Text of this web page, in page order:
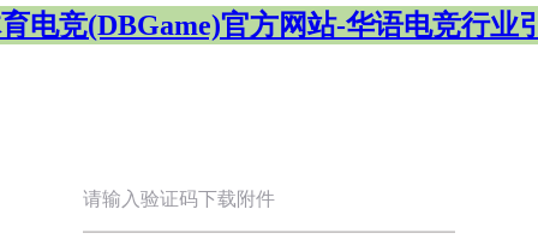
电竞(DBGame)官方网站-华语电竞行业
请输入验证码下载附件